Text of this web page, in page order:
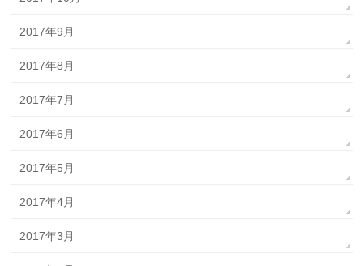
2017年9月
2017年8月
2017年7月
2017年6月
2017年5月
2017年4月
2017年3月